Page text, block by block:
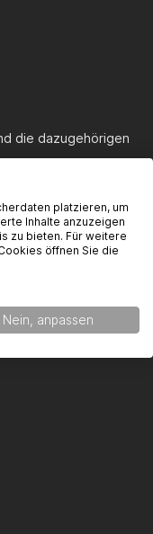
die dazugehörigen
platzieren, um
Inhalte anzuzeigen
zu bieten. Für weitere
öffnen Sie die
Nein, anpassen